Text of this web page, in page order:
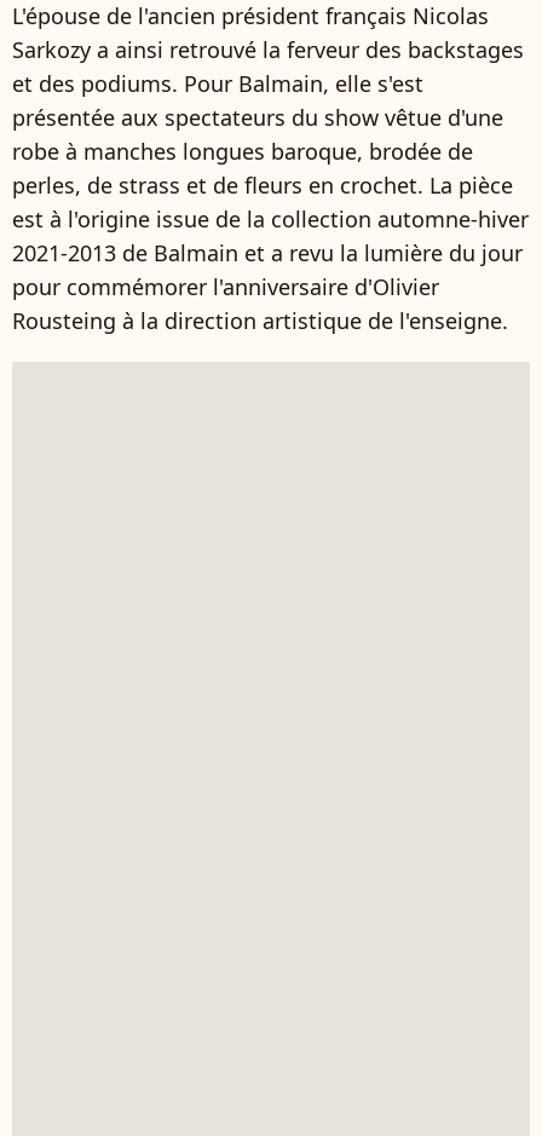
L'épouse de l'ancien président français Nicolas
Sarkozy a ainsi retrouvé la ferveur des backstages
et des podiums. Pour Balmain, elle s'est
présentée aux spectateurs du show vêtue d'une
robe à manches longues baroque, brodée de
perles, de strass et de fleurs en crochet. La pièce
est à l'origine issue de la collection automne-hiver
2021-2013 de Balmain et a revu la lumière du jour
pour commémorer l'anniversaire d'Olivier
Rousteing à la direction artistique de l'enseigne.